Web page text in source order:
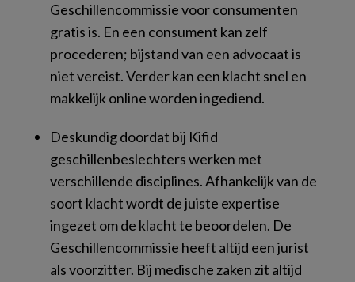
Geschillencommissie voor consumenten
gratis is. En een consument kan zelf
procederen; bijstand van een advocaat is
niet vereist. Verder kan een klacht snel en
makkelijk online worden ingediend.
Deskundig doordat bij Kifid
geschillenbeslechters werken met
verschillende disciplines. Afhankelijk van de
soort klacht wordt de juiste expertise
ingezet om de klacht te beoordelen. De
Geschillencommissie heeft altijd een jurist
als voorzitter. Bij medische zaken zit altijd